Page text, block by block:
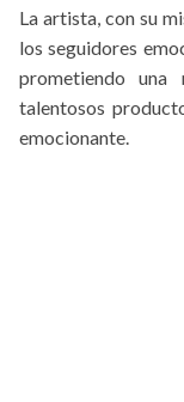
La artista, con su
los seguidores
prometiendo
talentosos
emocionante.